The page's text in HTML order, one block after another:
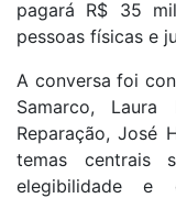
pagará R$ 35
pessoas físicas e
A conversa foi
Samarco,
Reparação, José
temas centrais
elegibilidade e